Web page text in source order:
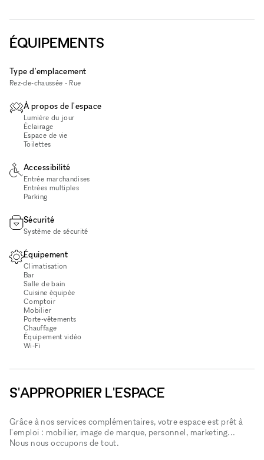
ÉQUIPEMENTS
Type d'emplacement
Rez-de-chaussée - Rue
À propos de l'espace
Lumière du jour
Éclairage
Espace de vie
Toilettes
Accessibilité
Entrée marchandises
Entrées multiples
Parking
Sécurité
Système de sécurité
Équipement
Climatisation
Bar
Salle de bain
Cuisine équipée
Comptoir
Mobilier
Porte-vêtements
Chauffage
Équipement vidéo
Wi‑Fi
S'APPROPRIER L'ESPACE
Grâce à nos services complémentaires, votre espace est prêt à
l'emploi : mobilier, image de marque, personnel, marketing...
Nous nous occupons de tout.